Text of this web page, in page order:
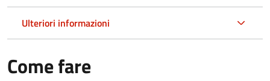
Ulteriori informazioni
Come fare